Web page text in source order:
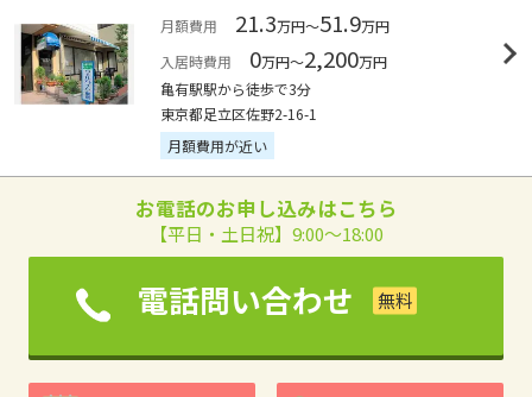
月額費用 21.3万円～51.9万円
入居時費用
0万円～2,200万円
亀有駅駅から徒歩で3分
東京都足立区佐野2-16-1
月額費用が近い
お電話のお申し込みはこちら
【平日・土日祝】9:00～18:00
電話問い合わせ